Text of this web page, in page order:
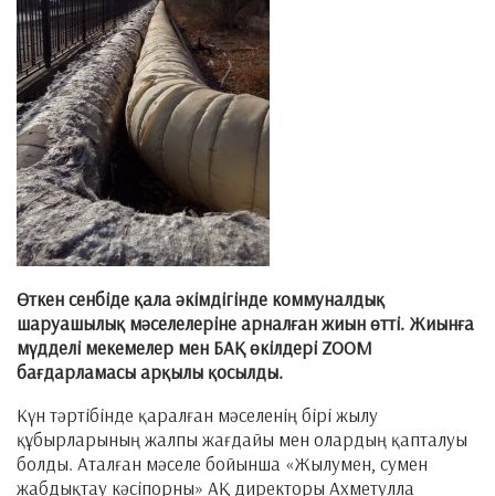
Өткен сенбіде қала әкімдігінде коммуналдық
шаруашылық мәселелеріне арналған жиын өтті. Жиынға
мүдделі мекемелер мен БАҚ өкілдері ZOOM
бағдарламасы арқылы қосылды.
Күн тәртібінде қаралған мәселенің бірі жылу
құбырларының жалпы жағдайы мен олардың қапталуы
болды. Аталған мәселе бойынша «Жылумен, сумен
жабдықтау кәсіпорны» АҚ директоры Ахметулла